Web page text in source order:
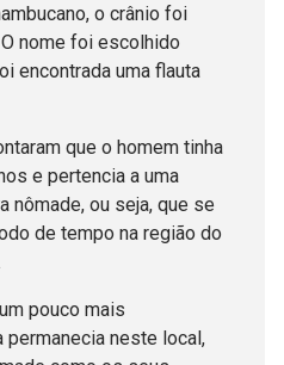
o crânio foi
nome foi escolhido
encontrada uma flauta
que o homem tinha
e pertencia a uma
nômade, ou seja, que se
de tempo na região do
pouco mais
neste local,